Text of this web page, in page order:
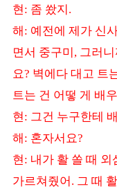
현: 좀 쐈지.
해: 예전에 제가 신
면서 중구미, 그러
요? 벽에다 대고 트
트는 건 어떻 게 배
현: 그건 누구한테
해: 혼자서요?
현: 내가 활 쏠 때
가르쳐줬어. 그 때